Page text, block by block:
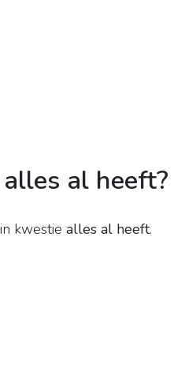
al heeft?
kwestie alles al heeft.